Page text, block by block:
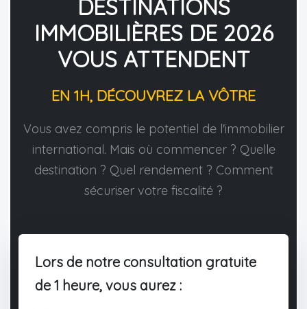
DESTINATIONS
IMMOBILIÈRES DE 2026
VOUS ATTENDENT
EN 1H, DÉCOUVREZ LA VÔTRE
Vous avez compris le potentiel de l'immobilier
international. Mais où commencer ? Quelle
destination ? Quel rendement ? Comment
sécuriser votre fiscalité ?
Lors de notre consultation gratuite
de 1 heure, vous aurez :